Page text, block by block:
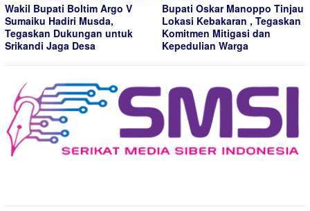
Wakil Bupati Boltim Argo V
Sumaiku Hadiri Musda,
Tegaskan Dukungan untuk
Srikandi Jaga Desa
Bupati Oskar Manoppo Tinjau
Lokasi Kebakaran , Tegaskan
Komitmen Mitigasi dan
Kepedulian Warga